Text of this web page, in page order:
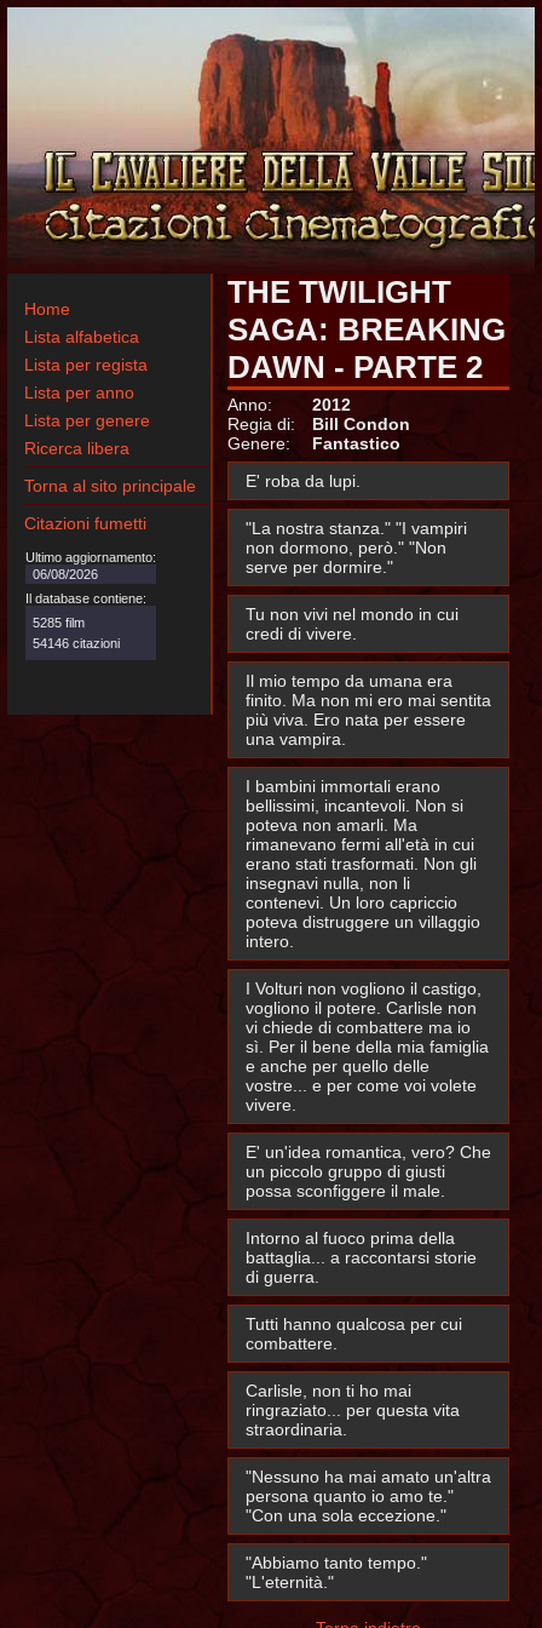
Home
Lista alfabetica
Lista per regista
Lista per anno
Lista per genere
Ricerca libera
Torna al sito principale
Citazioni fumetti
Ultimo aggiornamento:
06/08/2026
Il database contiene:
5285 film
54146 citazioni
THE TWILIGHT
SAGA: BREAKING
DAWN - PARTE 2
Anno:
2012
Regia di:
Bill Condon
Genere:
Fantastico
E' roba da lupi.
"La nostra stanza." "I vampiri
non dormono, però." "Non
serve per dormire."
Tu non vivi nel mondo in cui
credi di vivere.
Il mio tempo da umana era
finito. Ma non mi ero mai sentita
più viva. Ero nata per essere
una vampira.
I bambini immortali erano
bellissimi, incantevoli. Non si
poteva non amarli. Ma
rimanevano fermi all'età in cui
erano stati trasformati. Non gli
insegnavi nulla, non li
contenevi. Un loro capriccio
poteva distruggere un villaggio
intero.
I Volturi non vogliono il castigo,
vogliono il potere. Carlisle non
vi chiede di combattere ma io
sì. Per il bene della mia famiglia
e anche per quello delle
vostre... e per come voi volete
vivere.
E' un'idea romantica, vero? Che
un piccolo gruppo di giusti
possa sconfiggere il male.
Intorno al fuoco prima della
battaglia... a raccontarsi storie
di guerra.
Tutti hanno qualcosa per cui
combattere.
Carlisle, non ti ho mai
ringraziato... per questa vita
straordinaria.
"Nessuno ha mai amato un'altra
persona quanto io amo te."
"Con una sola eccezione."
"Abbiamo tanto tempo."
"L'eternità."